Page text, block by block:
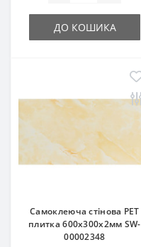
ДО КОШИКА
Самоклеюча стінова PET
плитка 600х300х2мм SW-
00002348